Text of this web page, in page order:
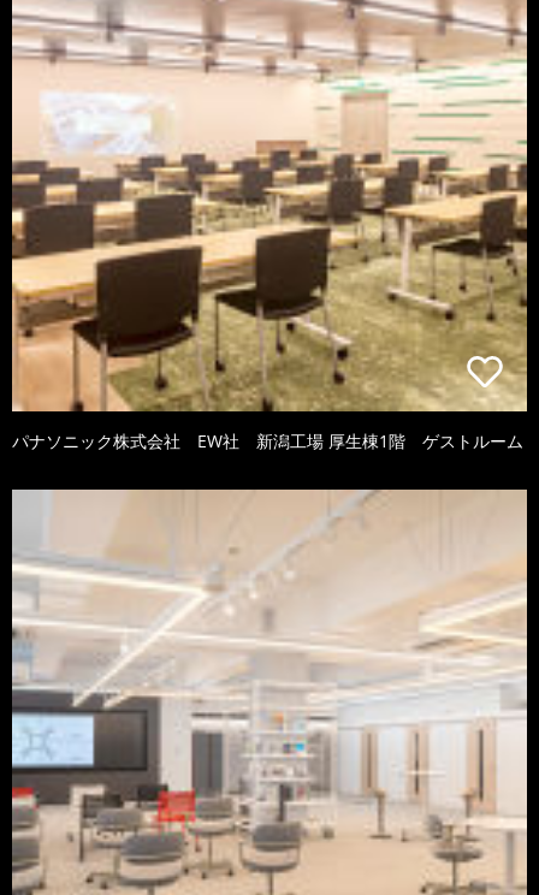
パナソニック株式会社 EW社 新潟工場 厚生棟1階 ゲストルーム